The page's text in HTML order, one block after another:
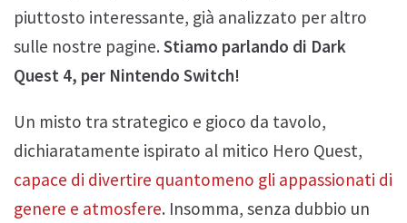
piuttosto interessante, già analizzato per altro
sulle nostre pagine. Stiamo parlando di Dark
Quest 4, per Nintendo Switch!
Un misto tra strategico e gioco da tavolo,
dichiaratamente ispirato al mitico Hero Quest,
capace di divertire quantomeno gli appassionati di
genere e atmosfere. Insomma, senza dubbio un